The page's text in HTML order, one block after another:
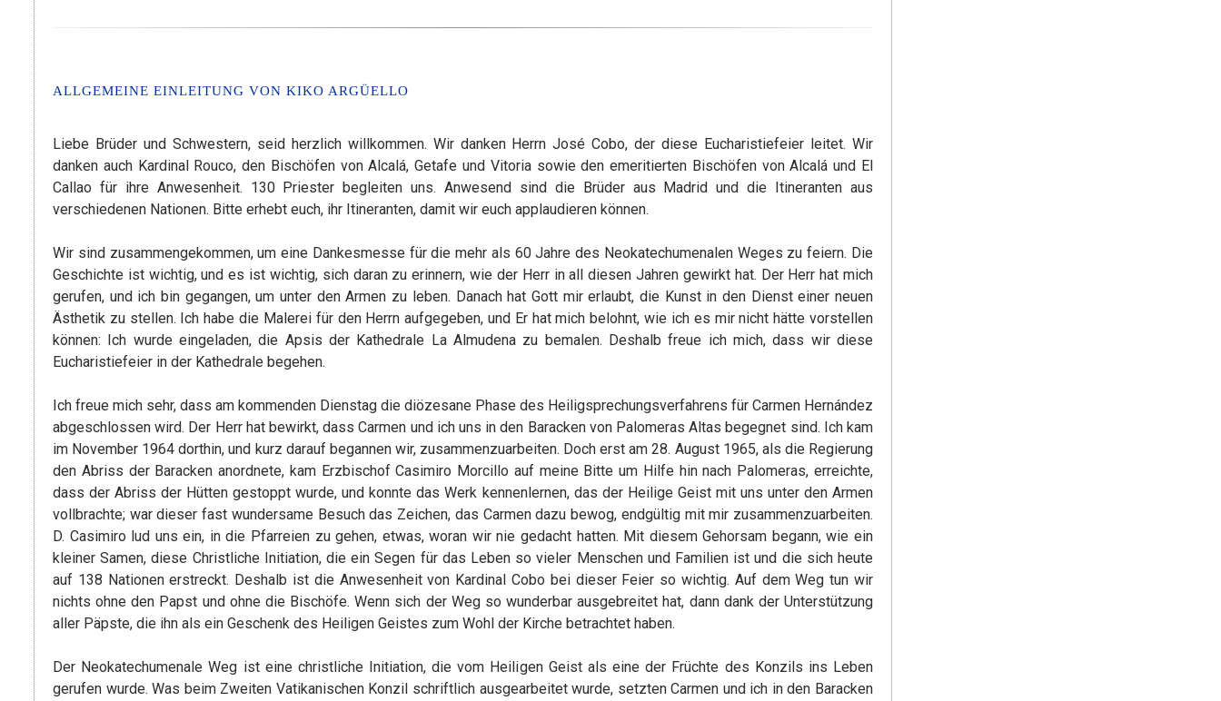
ALLGEMEINE EINLEITUNG VON KIKO ARGÜELLO
Liebe Brüder und Schwestern, seid herzlich willkommen. Wir danken Herrn José Cobo, der diese Eucharistiefeier leitet. Wir
danken auch Kardinal Rouco, den Bischöfen von Alcalá, Getafe und Vitoria sowie den emeritierten Bischöfen von Alcalá und El
Callao für ihre Anwesenheit. 130 Priester begleiten uns. Anwesend sind die Brüder aus Madrid und die Itineranten aus
verschiedenen Nationen. Bitte erhebt euch, ihr Itineranten, damit wir euch applaudieren können.
Wir sind zusammengekommen, um eine Dankesmesse für die mehr als 60 Jahre des Neokatechumenalen Weges zu feiern. Die
Geschichte ist wichtig, und es ist wichtig, sich daran zu erinnern, wie der Herr in all diesen Jahren gewirkt hat. Der Herr hat mich
gerufen, und ich bin gegangen, um unter den Armen zu leben. Danach hat Gott mir erlaubt, die Kunst in den Dienst einer neuen
Ästhetik zu stellen. Ich habe die Malerei für den Herrn aufgegeben, und Er hat mich belohnt, wie ich es mir nicht hätte vorstellen
können: Ich wurde eingeladen, die Apsis der Kathedrale La Almudena zu bemalen. Deshalb freue ich mich, dass wir diese
Eucharistiefeier in der Kathedrale begehen.
Ich freue mich sehr, dass am kommenden Dienstag die diözesane Phase des Heiligsprechungsverfahrens für Carmen Hernández
abgeschlossen wird. Der Herr hat bewirkt, dass Carmen und ich uns in den Baracken von Palomeras Altas begegnet sind. Ich kam
im November 1964 dorthin, und kurz darauf begannen wir, zusammenzuarbeiten. Doch erst am 28. August 1965, als die Regierung
den Abriss der Baracken anordnete, kam Erzbischof Casimiro Morcillo auf meine Bitte um Hilfe hin nach Palomeras, erreichte,
dass der Abriss der Hütten gestoppt wurde, und konnte das Werk kennenlernen, das der Heilige Geist mit uns unter den Armen
vollbrachte; war dieser fast wundersame Besuch das Zeichen, das Carmen dazu bewog, endgültig mit mir zusammenzuarbeiten.
D. Casimiro lud uns ein, in die Pfarreien zu gehen, etwas, woran wir nie gedacht hatten. Mit diesem Gehorsam begann, wie ein
kleiner Samen, diese Christliche Initiation, die ein Segen für das Leben so vieler Menschen und Familien ist und die sich heute
auf 138 Nationen erstreckt. Deshalb ist die Anwesenheit von Kardinal Cobo bei dieser Feier so wichtig. Auf dem Weg tun wir
nichts ohne den Papst und ohne die Bischöfe. Wenn sich der Weg so wunderbar ausgebreitet hat, dann dank der Unterstützung
aller Päpste, die ihn als ein Geschenk des Heiligen Geistes zum Wohl der Kirche betrachtet haben.
Der Neokatechumenale Weg ist eine christliche Initiation, die vom Heiligen Geist als eine der Früchte des Konzils ins Leben
gerufen wurde. Was beim Zweiten Vatikanischen Konzil schriftlich ausgearbeitet wurde, setzten Carmen und ich in den Baracken